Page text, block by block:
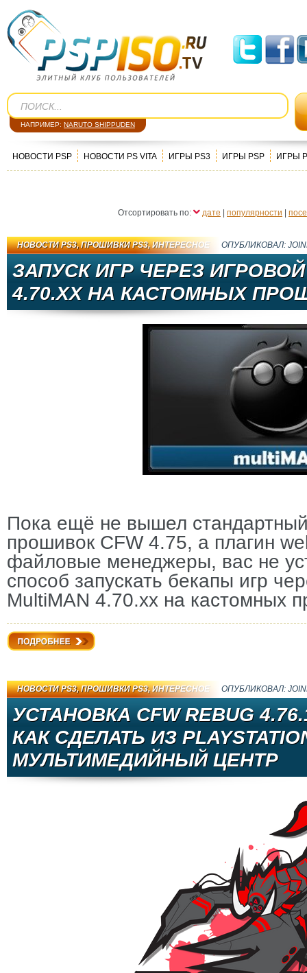
НАПРИМЕР: NARUTO SHIPPUDEN
НОВОСТИ PSP НОВОСТИ PS VITA ИГРЫ PS3 ИГРЫ PSP ИГРЫ
Отсортировать по: дате популярности
НОВОСТИ PS3,ПРОШИВКИ PS3,ИНТЕРЕСНОЕ ОПУБЛИКОВАЛ:
ЗАПУСК ИГР ЧЕРЕЗ ИГРОВОЙ
4.70.XX НА КАСТОМНЫХ
Пока ещё не вышел
прошивок CFW 4.75, а плагин
файловые менеджеры, вас не
способ запускать бекапы игр
MultiMAN 4.70.xx на кастомных
НОВОСТИ PS3,ПРОШИВКИ PS3,ИНТЕРЕСНОЕ ОПУБЛИКОВАЛ:
УСТАНОВКА CFW REBUG
КАК СДЕЛАТЬ ИЗ
МУЛЬТИМЕДИЙНЫЙ ЦЕНТР